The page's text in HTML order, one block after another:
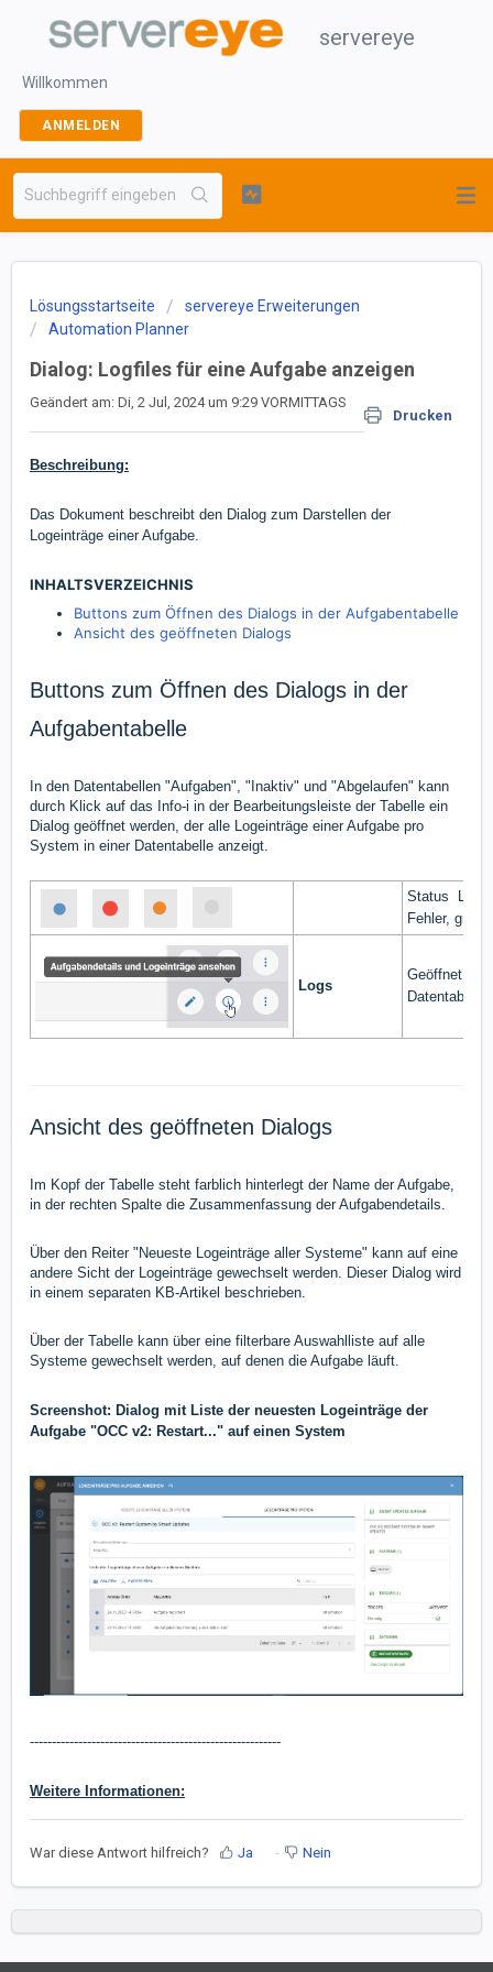
servereye
Willkommen
ANMELDEN
Lösungsstartseite
servereye Erweiterungen
Automation Planner
Dialog: Logfiles für eine Aufgabe anzeigen
Drucken
Geändert am: Di, 2 Jul, 2024 um 9:29 VORMITTAGS
Beschreibung:
Das Dokument beschreibt den Dialog zum Darstellen der
Logeinträge einer Aufgabe.
INHALTSVERZEICHNIS
Buttons zum Öffnen des Dialogs in der Aufgabentabelle
Ansicht des geöffneten Dialogs
Buttons zum Öffnen des Dialogs in der
Aufgabentabelle
In den Datentabellen "Aufgaben", "Inaktiv" und "Abgelaufen" kann
durch Klick auf das Info-i in der Bearbeitungsleiste der Tabelle ein
Dialog geöffnet werden, der alle Logeinträge einer Aufgabe pro
System in einer Datentabelle anzeigt.
Status
Fehler, grau
Logs
Geöffnet
Ansicht des geöffneten Dialogs
Im Kopf der Tabelle steht farblich hinterlegt der Name der Aufgabe,
in der rechten Spalte die Zusammenfassung der Aufgabendetails.
Über den Reiter "Neueste Logeinträge aller Systeme" kann auf eine
andere Sicht der Logeinträge gewechselt werden. Dieser Dialog wird
in einem separaten KB-Artikel beschrieben.
Über der Tabelle kann über eine filterbare Auswahlliste auf alle
Systeme gewechselt werden, auf denen die Aufgabe läuft.
Screenshot: Dialog mit Liste der neuesten Logeinträge der
Aufgabe "OCC v2: Restart..." auf einen System
---------------------------------------------------------
Weitere Informationen:
War diese Antwort hilfreich? Ja Nein